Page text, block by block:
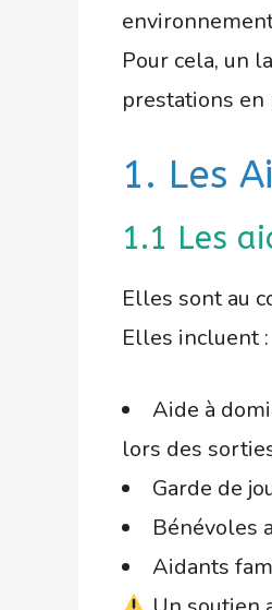
Pour cela, un
prestations en
1. Les
1.1 Les
Elles sont au
Elles incluent :
Aide à
lors des
Garde de
Bénévoles
Aidants